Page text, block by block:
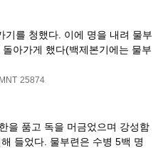
기를 청했다. 이에 명을 내려 물부
아가게 했다(백제본기에는 물부
25874
을 품고 독을 머금었으며 강성함
들었다. 물부련은 수병 5백 명